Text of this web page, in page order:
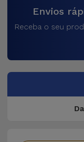
Envios
Receba o seu